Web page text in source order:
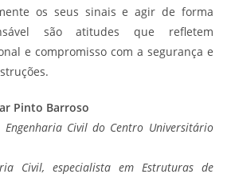
os seus sinais e agir de forma
são atitudes que refletem
e compromisso com a segurança e
Pinto Barroso
Engenharia Civil do Centro Universitário
Civil, especialista em Estruturas de